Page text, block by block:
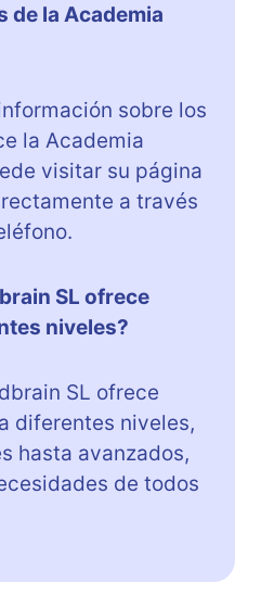
de la Academia
sobre los
la Academia
visitar su página
a través
SL ofrece
niveles?
SL ofrece
diferentes niveles,
hasta avanzados,
de todos